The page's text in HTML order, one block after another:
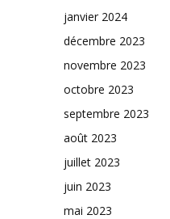
janvier 2024
décembre 2023
novembre 2023
octobre 2023
septembre 2023
août 2023
juillet 2023
juin 2023
mai 2023